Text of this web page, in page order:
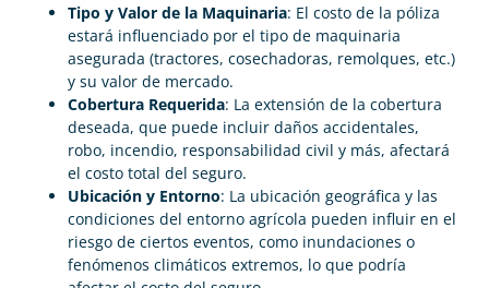
Tipo y Valor de la Maquinaria: El costo de la póliza
estará influenciado por el tipo de maquinaria
asegurada (tractores, cosechadoras, remolques, etc.)
y su valor de mercado.
Cobertura Requerida: La extensión de la cobertura
deseada, que puede incluir daños accidentales,
robo, incendio, responsabilidad civil y más, afectará
el costo total del seguro.
Ubicación y Entorno: La ubicación geográfica y las
condiciones del entorno agrícola pueden influir en el
riesgo de ciertos eventos, como inundaciones o
fenómenos climáticos extremos, lo que podría